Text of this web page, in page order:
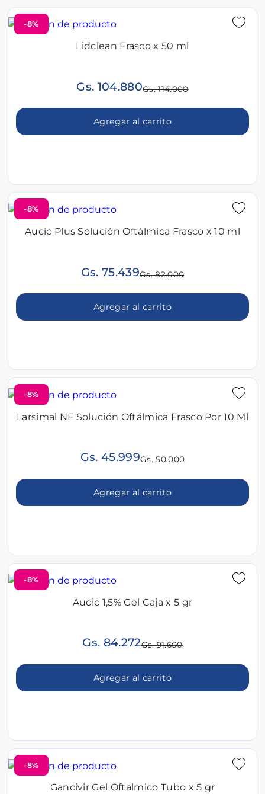
-8%
Lidclean Frasco x 50 ml
Gs. 104.880Gs. 114.000
Agregar al carrito
-8%
Aucic Plus Solución Oftálmica Frasco x 10 ml
Gs. 75.439Gs. 82.000
Agregar al carrito
-8%
Larsimal NF Solución Oftálmica Frasco Por 10 Ml
Gs. 45.999Gs. 50.000
Agregar al carrito
-8%
Aucic 1,5% Gel Caja x 5 gr
Gs. 84.272Gs. 91.600
Agregar al carrito
-8%
Gancivir Gel Oftalmico Tubo x 5 gr